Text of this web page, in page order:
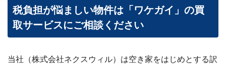
税負担が悩ましい物件は「ワケガイ」の買
取サービスにご相談ください
当社（株式会社ネクスウィル）は空き家をはじめとする訳